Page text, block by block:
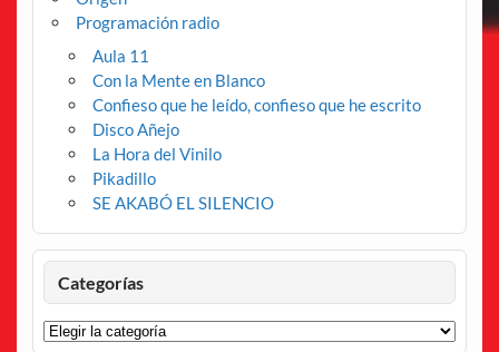
Programación radio
Aula 11
Con la Mente en Blanco
Confieso que he leído, confieso que he escrito
Disco Añejo
La Hora del Vinilo
Pikadillo
SE AKABÓ EL SILENCIO
Categorías
Categorías